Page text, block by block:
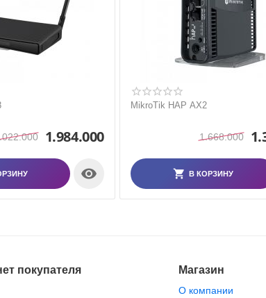
1.984.000

MikroTik HAP AX2
1.668.000
В КОРЗИНУ
покупателя Магазин
О компании